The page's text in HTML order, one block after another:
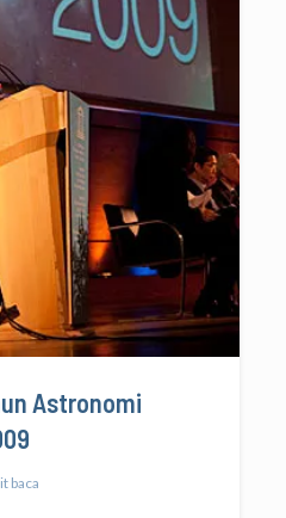
Astronomi
baca